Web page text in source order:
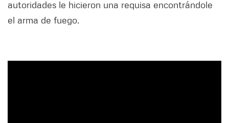
autoridades le hicieron una requisa encontrándole
el arma de fuego.